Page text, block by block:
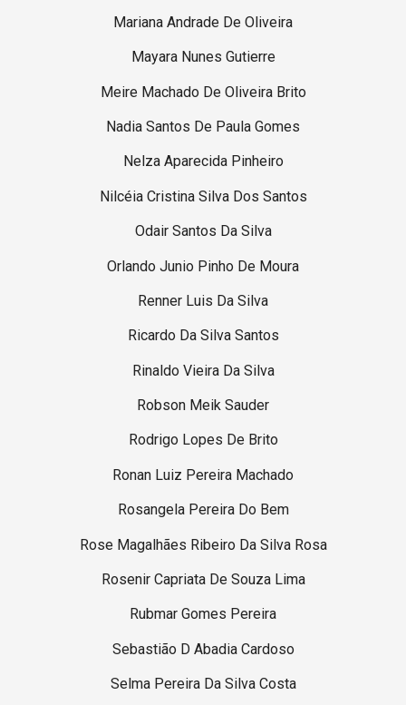
Mariana Andrade De Oliveira
Mayara Nunes Gutierre
Meire Machado De Oliveira Brito
Nadia Santos De Paula Gomes
Nelza Aparecida Pinheiro
Nilcéia Cristina Silva Dos Santos
Odair Santos Da Silva
Orlando Junio Pinho De Moura
Renner Luis Da Silva
Ricardo Da Silva Santos
Rinaldo Vieira Da Silva
Robson Meik Sauder
Rodrigo Lopes De Brito
Ronan Luiz Pereira Machado
Rosangela Pereira Do Bem
Rose Magalhães Ribeiro Da Silva Rosa
Rosenir Capriata De Souza Lima
Rubmar Gomes Pereira
Sebastião D Abadia Cardoso
Selma Pereira Da Silva Costa